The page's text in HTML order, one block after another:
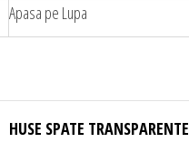
Apasa pe Lupa
HUSE SPATE TRANSPARENTE